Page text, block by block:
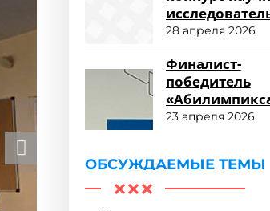
работ
потенциал
28 апреля 2026
Финалист-
победитель
студент ФСПО
23 апреля 2026
ОБСУЖДАЕМЫЕ ТЕМЫ